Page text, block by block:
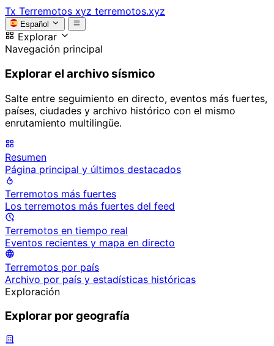
Tx Terremotos xyz terremotos.xyz
Español
Explorar
Navegación principal
Explorar el archivo sísmico
Salte entre seguimiento en directo, eventos más fuertes,
países, ciudades y archivo histórico con el mismo
enrutamiento multilingüe.
Resumen
Página principal y últimos destacados
Terremotos más fuertes
Los terremotos más fuertes del feed
Terremotos en tiempo real
Eventos recientes y mapa en directo
Terremotos por país
Archivo por país y estadísticas históricas
Exploración
Explorar por geografía